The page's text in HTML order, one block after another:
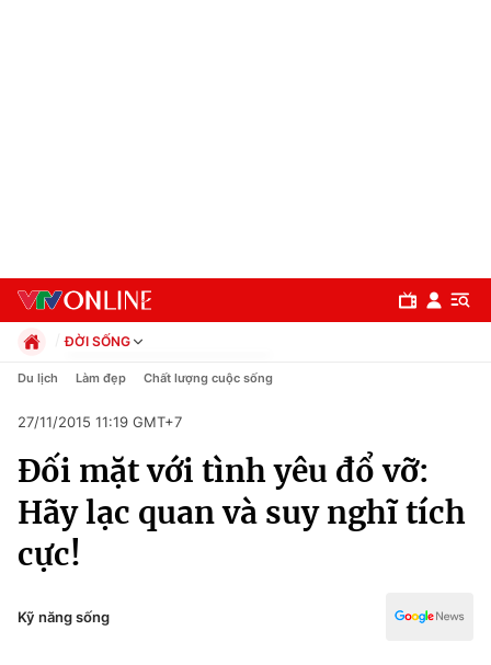
Chuyên mục
Chính trị
Xã hội
Pháp luật
ĐỜI SỐNG
Chính trị
Pháp luật
Kinh tế
Thể thao
Truyền hình
Văn hóa - Giải trí
Công nghệ
Du lịch Làm đẹp Chất lượng cuộc sống
27/11/2015 11:19 GMT+7
Đối mặt với tình yêu đổ vỡ:
Hãy lạc quan và suy nghĩ tích
cực!
Kỹ năng sống